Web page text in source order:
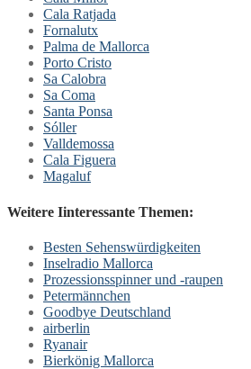
Cala Ratjada
Fornalutx
Palma de Mallorca
Porto Cristo
Sa Calobra
Sa Coma
Santa Ponsa
Sóller
Valldemossa
Cala Figuera
Magaluf
Weitere Iinteressante Themen:
Besten Sehenswürdigkeiten
Inselradio Mallorca
Prozessionsspinner und -raupen
Petermännchen
Goodbye Deutschland
airberlin
Ryanair
Bierkönig Mallorca